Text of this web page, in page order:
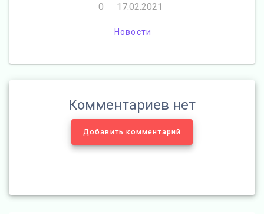
0 17.02.2021
Новости
Комментариев нет
Добавить комментарий